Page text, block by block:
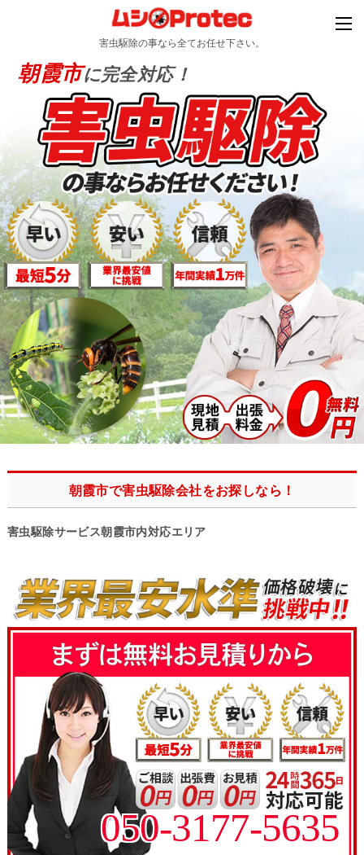
害虫駆除の事なら全てお任せ下さい。
朝霞市に完全対応！
朝霞市で害虫駆除会社をお探しなら！
害虫駆除サービス朝霞市内対応エリア
050-3177-5635